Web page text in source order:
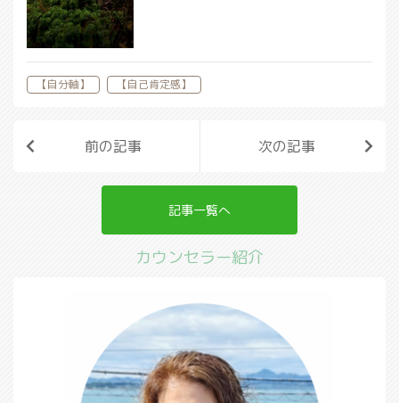
【自分軸】 【自己肯定感】
前の記事 次の記事
記事一覧へ
カウンセラー紹介